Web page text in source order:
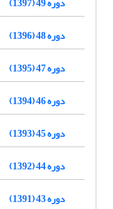
دوره 48 (1396)
دوره 47 (1395)
دوره 46 (1394)
دوره 45 (1393)
دوره 44 (1392)
دوره 43 (1391)